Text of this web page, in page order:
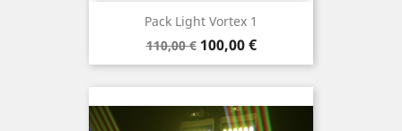
Pack Light Vortex 1
Prix
de
110,00 € Prix
100,00 €